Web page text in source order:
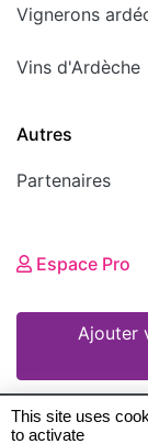
Vignerons
Vins d'Ardèche
Autres
Partenaires
Espace Pro
Ajouter
© 2008 -
This site uses
to activate